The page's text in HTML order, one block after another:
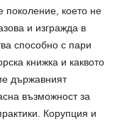
поколение, което не
и изгражда в
способно с пари
книжка и каквото
държавният
възможност за
Корупция и